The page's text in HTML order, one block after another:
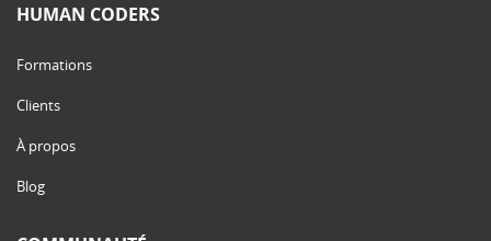
HUMAN CODERS
Formations
Clients
À propos
Blog